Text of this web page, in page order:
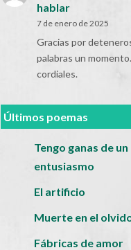
hablar
7 de enero de 2025
Gracias por
palabras un
cordiales.
Últimos poemas
Tengo ganas de
entusiasmo
El artificio
Muerte en el
Fábricas de amor